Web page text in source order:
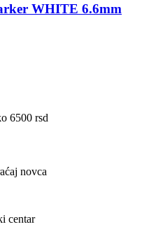
WHITE 6.6mm
6500 rsd
novca
centar